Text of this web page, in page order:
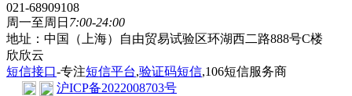
021-68909108
周一至周日 7:00-24:00
地址：中国（上海）自由贸易试验区环湖西二路888号C楼
欣欣云
短信接口-专注短信平台,验证码短信,106短信服务商
沪ICP备2022008703号